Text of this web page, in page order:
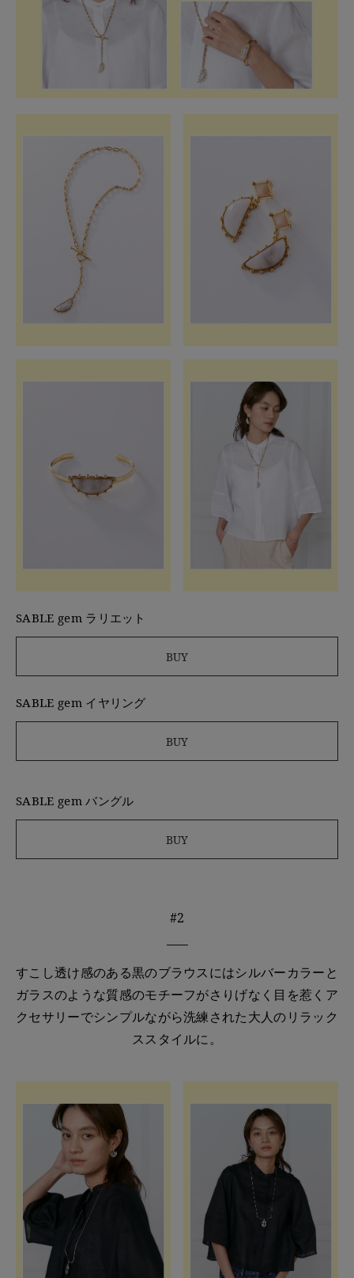
SABLE gem ラリエット
BUY
SABLE gem イヤリング
BUY
SABLE gem バングル
BUY
#2
すこし透け感のある黒のブラウスにはシルバーカラーと
ガラスのような質感のモチーフがさりげなく目を惹くア
クセサリーでシンプルながら洗練された大人のリラック
ススタイルに。